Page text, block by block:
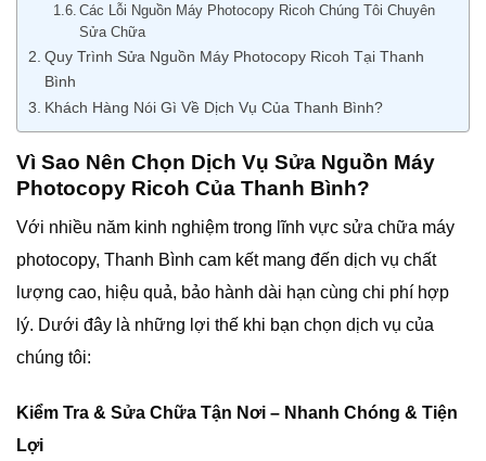
Các Lỗi Nguồn Máy Photocopy Ricoh Chúng Tôi Chuyên
Sửa Chữa
Quy Trình Sửa Nguồn Máy Photocopy Ricoh Tại Thanh
Bình
Khách Hàng Nói Gì Về Dịch Vụ Của Thanh Bình?
Vì Sao Nên Chọn Dịch Vụ Sửa Nguồn Máy
Photocopy Ricoh Của Thanh Bình?
Với nhiều năm kinh nghiệm trong lĩnh vực sửa chữa máy
photocopy, Thanh Bình cam kết mang đến dịch vụ chất
lượng cao, hiệu quả, bảo hành dài hạn cùng chi phí hợp
lý. Dưới đây là những lợi thế khi bạn chọn dịch vụ của
chúng tôi:
Kiểm Tra & Sửa Chữa Tận Nơi – Nhanh Chóng & Tiện
Lợi